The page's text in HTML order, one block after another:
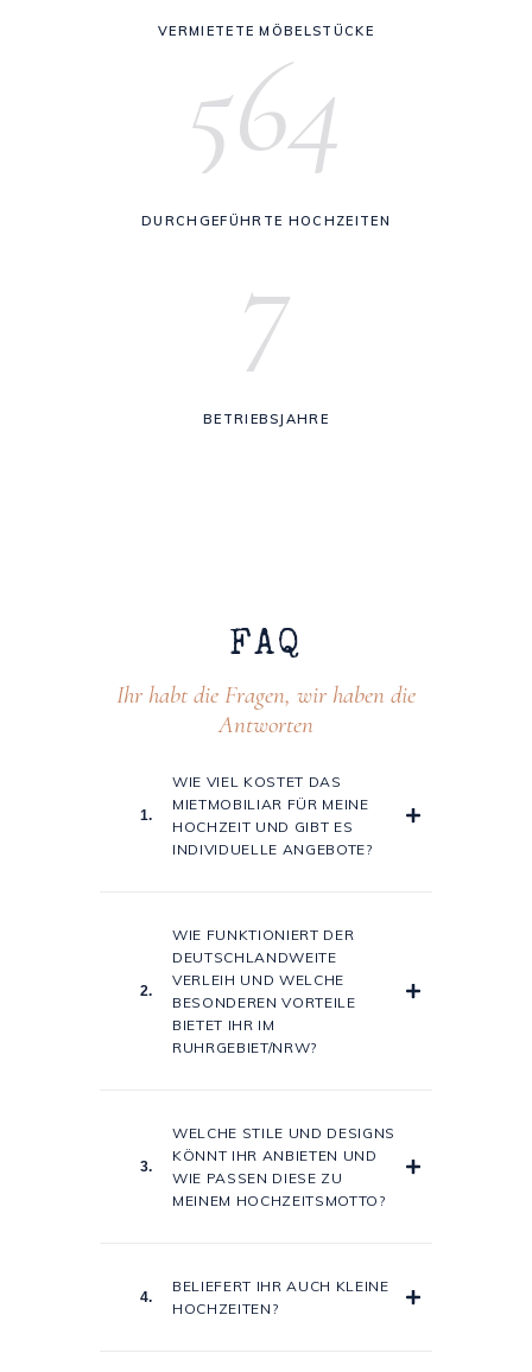
VERMIETETE MÖBELSTÜCKE
564
DURCHGEFÜHRTE HOCHZEITEN
7
BETRIEBSJAHRE
FAQ
Ihr habt die Fragen, wir haben die
Antworten
1.
WIE VIEL KOSTET DAS
MIETMOBILIAR FÜR MEINE
HOCHZEIT UND GIBT ES
INDIVIDUELLE ANGEBOTE?
2.
WIE FUNKTIONIERT DER
DEUTSCHLANDWEITE
VERLEIH UND WELCHE
BESONDEREN VORTEILE
BIETET IHR IM
RUHRGEBIET/NRW?
3.
WELCHE STILE UND DESIGNS
KÖNNT IHR ANBIETEN UND
WIE PASSEN DIESE ZU
MEINEM HOCHZEITSMOTTO?
4.
BELIEFERT IHR AUCH KLEINE
HOCHZEITEN?